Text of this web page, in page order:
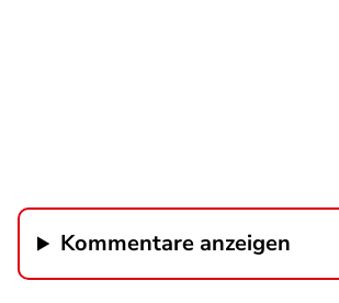
Kommentare anzeigen